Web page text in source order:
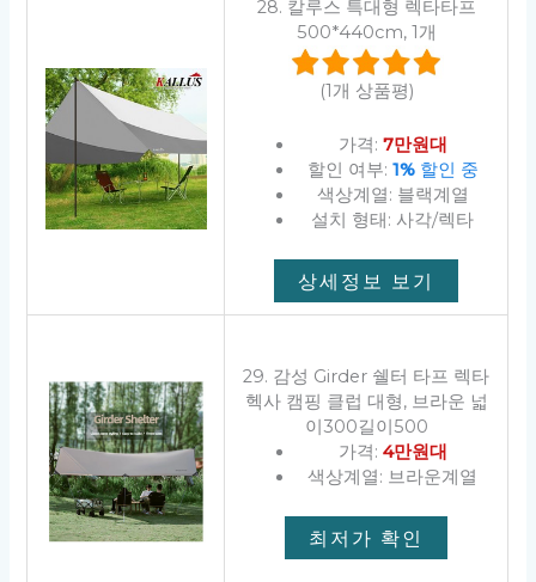
28. 칼루스 특대형 렉타타프
500*440cm, 1개
(1개 상품평)
가격: 7만원대
할인 여부: 1%할인 중
색상계열: 블랙계열
설치 형태: 사각/렉타
상세정보 보기
29. 감성 Girder 쉘터 타프 렉타
헥사 캠핑 클럽 대형, 브라운 넓
이300길이500
가격: 4만원대
색상계열: 브라운계열
최저가 확인